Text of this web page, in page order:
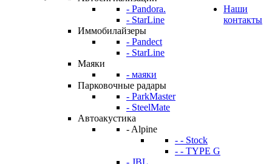
- Pandora.
- StarLine
Иммобилайзеры
- Pandect
- StarLine
Маяки
- маяки
Парковочные радары
- ParkMaster
- SteelMate
Автоакустика
- Alpine
- - Stock
- - TYPE G
- JBL
Наши
контакты